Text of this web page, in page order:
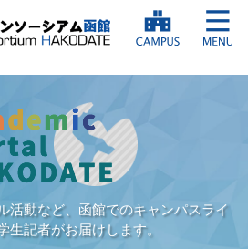
活動など、函館でのキャンパスライ
生記者がお届けします。